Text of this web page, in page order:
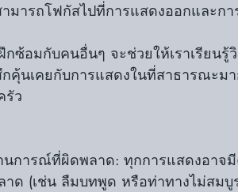
ามารถโฟกัสไปที่การแสดงออกและก
คุ้นเคยกับการแสดงในที่สาธารณะม
รัว
ด (เช่น ลืมบทพูด หรือท่าทางไม่สมบู